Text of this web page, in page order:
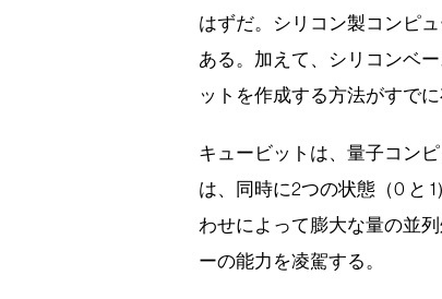
はずだ。シリコン製コンピ
ある。加えて、シリコンベ
ットを作成する方法がすでに
キュービットは、量子コン
は、同時に2つの状態（0 と
わせによって膨大な量の並
ーの能力を凌駕する。